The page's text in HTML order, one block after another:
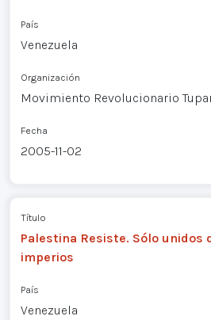
País
Venezuela
Organización
Movimiento Revolucionario
Fecha
2005-11-02
Título
Palestina Resiste. Sólo unidos
imperios
País
Venezuela